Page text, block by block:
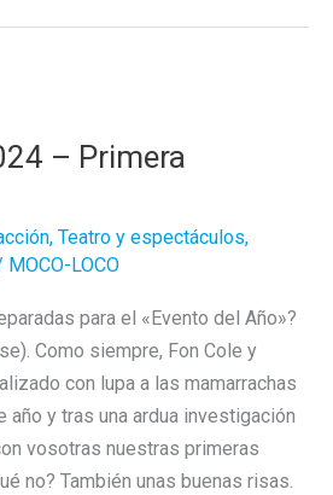
– Primera
, Teatro y espectáculos,
MOCO-LOCO
para el «Evento del Año»?
Como siempre, Fon Cole y
con lupa a las mamarrachas
y tras una ardua investigación
vosotras nuestras primeras
no? También unas buenas risas.